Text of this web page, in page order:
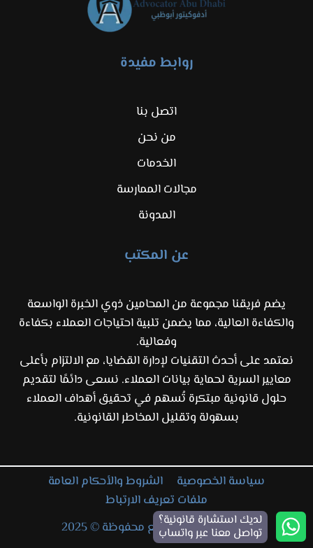
روابط مفيدة
اتصل بنا
من نحن
الخدمات
مجالات الممارسة
المدونة
عن المكتب
يضم فريقنا مجموعة من المحامين ذوي الخبرة الواسعة
والكفاءة العالية، مما يضمن تلبية احتياجات العملاء بكفاءة
وفعالية.
نعتمد على أحدث التقنيات لإدارة القضايا، مع الالتزام بأعلى
معايير السرية لحماية بيانات العملاء. نسعى دائمًا لتقديم
حلول قانونية مبتكرة تُسهم في تحقيق أهداف العملاء
بسهولة وتقليل المخاطر القانونية.
سياسة الخصوصية
الشروط والأحكام العامة
ملفات تعريف الارتباط
جميع الحقوق والتوزيع محفوظة © 2025
لديك استشارة قانونية؟
تواصل معنا عبر واتساب